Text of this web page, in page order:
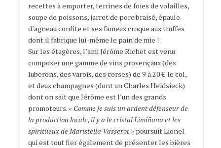
recettes à emporter, terrines de foies de volailles,
soupe de poissons, jarret de porc braisé, épaule
d’agneau confite et ses fameux croque aux truffes
dont il fabrique lui-même le pain de mie !
Sur les étagères, l’ami Jérôme Richet est venu
composer une gamme de vins provençaux (des
luberons, des varois, des corses) de 9 à 20 € le col,
et deux champagnes (dont un Charles Heidsieck)
dont on sait que Jérôme est l’un des grands
promoteurs. « Comme je suis un ardent défenseur de
la production locale, il y a le cristal Limiñana et les
spiritueux de Maristella Vasserot »poursuit Lionel
qui est tout fier également de présenter les bières